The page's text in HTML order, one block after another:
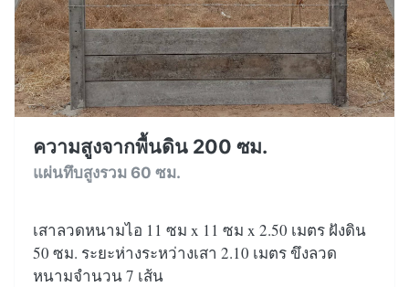
ความสูงจากพื้นดิน 200 ซม.
แผ่นทึบสูงรวม 60 ซม.
เสาลวดหนามไอ 11 ซม x 11 ซม x 2.50 เมตร ฝังดิน
50 ซม. ระยะห่างระหว่างเสา 2.10 เมตร ขึงลวด
หนามจำนวน 7 เส้น